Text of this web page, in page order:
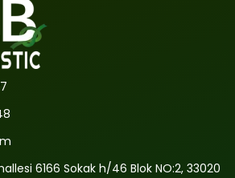
6166 Sokak h/46 Blok NO:2, 33020